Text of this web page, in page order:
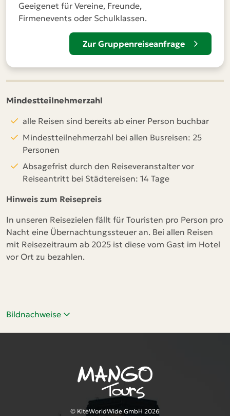
Geeigenet für Vereine, Freunde,
Firmenevents oder Schulklassen.
Zur Gruppenreiseanfrage
Mindestteilnehmerzahl
alle Reisen sind bereits ab einer Person buchbar
Mindestteilnehmerzahl bei allen Busreisen: 25
Personen
Absagefrist durch den Reiseveranstalter vor
Reiseantritt bei Städtereisen: 14 Tage
Hinweis zum Reisepreis
In unseren Reisezielen fällt für Touristen pro Person pro
Nacht eine Übernachtungssteuer an. Bei allen Reisen
mit Reisezeitraum ab 2025 ist diese vom Gast im Hotel
vor Ort zu bezahlen.
Bildnachweise
© KiteWorldWide GmbH 2026